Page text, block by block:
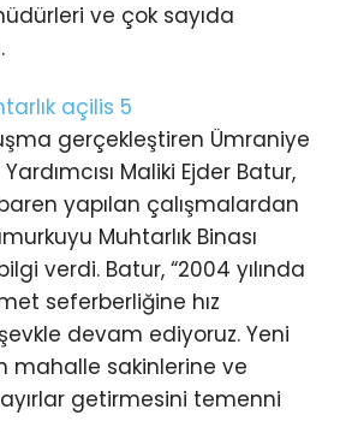
ve çok sayıda
gerçekleştiren Ümraniye
Maliki Ejder Batur,
yapılan çalışmalardan
Muhtarlık Binası
verdi. Batur, “2004 yılında
seferberliğine hız
devam ediyoruz. Yeni
mahalle sakinlerine ve
getirmesini temenni